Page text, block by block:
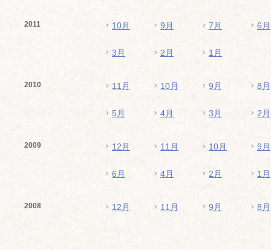
2011 10月 9月 7月 6月
3月 2月 1月
2010 11月 10月 9月 8月
5月 4月 3月 2月
2009 12月 11月 10月 9月
6月 4月 2月 1月
2008 12月 11月 9月 8月